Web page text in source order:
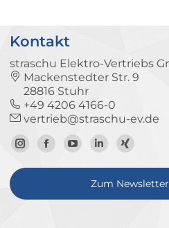
Kontakt
straschu Elektro-Vertriebs
Mackenstedter Str. 9
28816 Stuhr
+49 4206 4166-0
vertrieb@straschu-ev.de
Zum
Instagram-
Zur
Facebook-
Zum
YouTube-
Kanal
Zum
LinkedIn-
Profil
Zum
Xing-
Profil
Zum